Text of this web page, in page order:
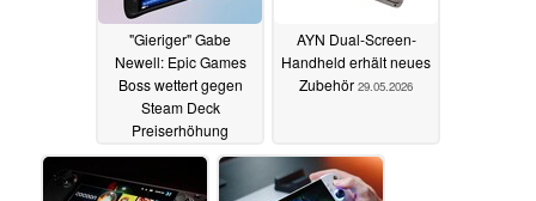
"Gieriger" Gabe
Newell: Epic Games
Boss wettert gegen
Steam Deck
Preiserhöhung
29.05.2026
AYN Dual-Screen-
Handheld erhält neues
Zubehör 29.05.2026